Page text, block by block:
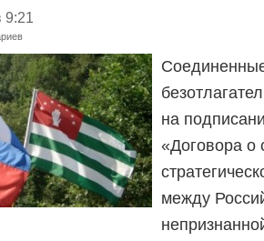
9:21
на
«Договора о
между